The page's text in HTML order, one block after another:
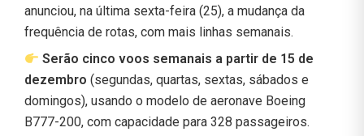
anunciou, na última sexta-feira (25), a mudança da
frequência de rotas, com mais linhas semanais.
Serão cinco voos semanais a partir de 15 de
dezembro (segundas, quartas, sextas, sábados e
domingos), usando o modelo de aeronave Boeing
B777-200, com capacidade para 328 passageiros.